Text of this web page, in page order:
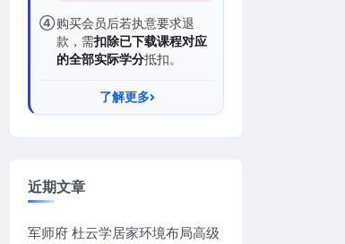
④购买会员后若执意要求退
款，需扣除已下载课程对应
的全部实际学分抵扣。
了解更多
近期文章
军师府 杜云学居家环境布局高级